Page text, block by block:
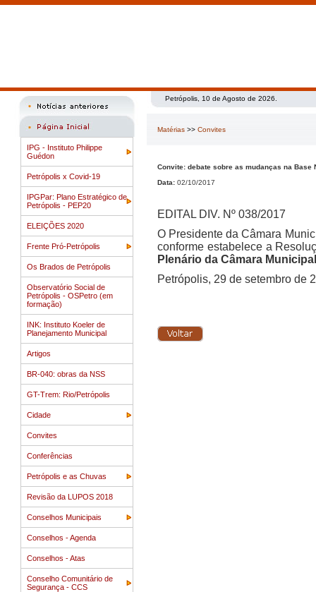
IPG - Instituto Philippe
Guédon
Petrópolis x Covid-19
IPGPar: Plano Estratégico de
Petrópolis - PEP20
ELEIÇÕES 2020
Frente Pró-Petrópolis
Os Brados de Petrópolis
Observatório Social de
Petrópolis - OSPetro (em
formação)
INK: Instituto Koeler de
Planejamento Municipal
Artigos
BR-040: obras da NSS
GT-Trem: Rio/Petrópolis
Cidade
Convites
Conferências
Petrópolis e as Chuvas
Revisão da LUPOS 2018
Conselhos Municipais
Conselhos - Agenda
Conselhos - Atas
Conselho Comunitário de
Segurança - CCS
Petrópolis, 10 de Agosto de 2026.
Matérias >> Convites
Convite: debate sobre as mudanças na Base
Data: 02/10/2017
EDITAL DIV. Nº 038/2017
O Presidente da Câmara
conforme estabelece a
Plenário da Câmara
Petrópolis, 29 de setembro de